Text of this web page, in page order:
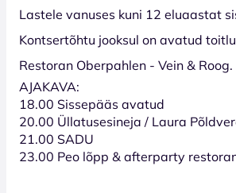
Lastele vanuses kuni 12 eluaastat
Kontsertõhtu jooksul on avatud
Restoran Oberpahlen - Vein & Roog.
AJAKAVA:
18.00 Sissepääs avatud
20.00 Üllatusesineja / Laura
21.00 SADU
23.00 Peo lõpp & afterparty